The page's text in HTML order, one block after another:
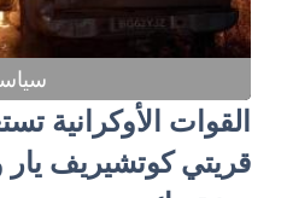
القوات الأوكرانية
قريتي كوتشيريف